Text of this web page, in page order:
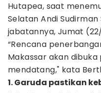
Hutapea, saat
Selatan Andi
jabatannya, Jumat
“Rencana
Makassar akan dibuka
mendatang," kata
1. Garuda pastikan